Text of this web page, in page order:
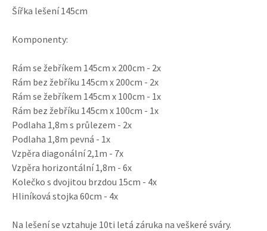
Šířka lešení 145cm
Komponenty:
Rám se žebříkem 145cm x 200cm - 2x
Rám bez žebříku 145cm x 200cm - 2x
Rám se žebříkem 145cm x 100cm - 1x
Rám bez žebříku 145cm x 100cm - 1x
Podlaha 1,8m s průlezem - 2x
Podlaha 1,8m pevná - 1x
Vzpěra diagonální 2,1m - 7x
Vzpěra horizontální 1,8m - 6x
Kolečko s dvojitou brzdou 15cm - 4x
Hliníková stojka 60cm - 4x
Na lešení se vztahuje 10ti letá záruka na veškeré sváry.